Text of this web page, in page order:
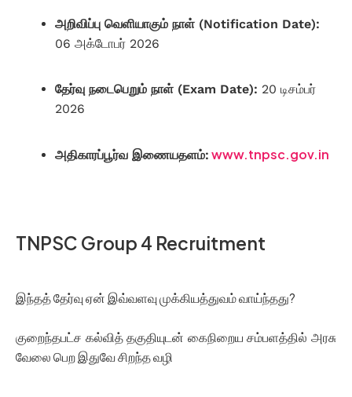
அறிவிப்பு வெளியாகும் நாள் (Notification Date):
06 அக்டோபர் 2026
தேர்வு நடைபெறும் நாள் (Exam Date): 20 டிசம்பர்
2026
அதிகாரப்பூர்வ இணையதளம்: www.tnpsc.gov.in
TNPSC Group 4 Recruitment
இந்தத் தேர்வு ஏன் இவ்வளவு முக்கியத்துவம் வாய்ந்தது?
குறைந்தபட்ச கல்வித் தகுதியுடன் கைநிறைய சம்பளத்தில் அரசு
வேலை பெற இதுவே சிறந்த வழி